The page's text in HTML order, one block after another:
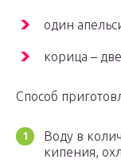
один
корица –
Способ
Воду в
кипения,